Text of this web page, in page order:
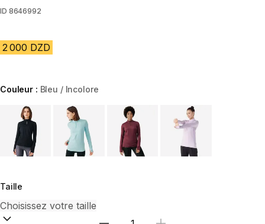
ID 8646992
2 000 DZD
Couleur : Bleu / Incolore
Choose a variant
Taille